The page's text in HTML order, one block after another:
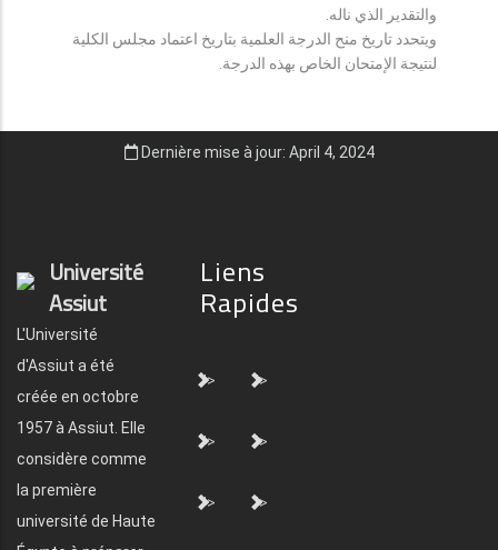
والتقدير الذي ناله.
ويتحدد تاريخ منح الدرجة العلمية بتاريخ اعتماد مجلس الكلية
لنتيجة الإمتحان الخاص بهذه الدرجة.
Dernière mise à jour: April 4, 2024
Université
Assiut
L'Université
d'Assiut a été
créée en octobre
1957 à Assiut. Elle
considère comme
la première
université de Haute
Liens
Rapides
"> ">
"> ">
"> ">